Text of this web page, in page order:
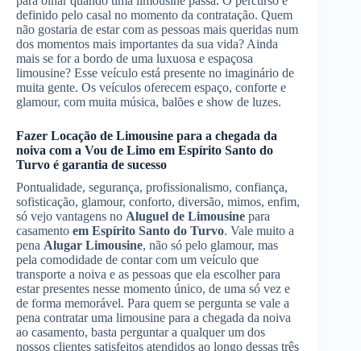
definido pelo casal no momento da contratação. Quem
não gostaria de estar com as pessoas mais queridas num
dos momentos mais importantes da sua vida? Ainda
mais se for a bordo de uma luxuosa e espaçosa
limousine? Esse veículo está presente no imaginário de
muita gente. Os veículos oferecem espaço, conforte e
glamour, com muita música, balões e show de luzes.
Fazer Locação de Limousine para a chegada da
noiva com a Vou de Limo em Espírito Santo do
Turvo é garantia de sucesso
Pontualidade, segurança, profissionalismo, confiança,
sofisticação, glamour, conforto, diversão, mimos, enfim,
só vejo vantagens no Aluguel de Limousine para
casamento em Espírito Santo do Turvo. Vale muito a
pena Alugar Limousine, não só pelo glamour, mas
pela comodidade de contar com um veículo que
transporte a noiva e as pessoas que ela escolher para
estar presentes nesse momento único, de uma só vez e
de forma memorável. Para quem se pergunta se vale a
pena contratar uma limousine para a chegada da noiva
ao casamento, basta perguntar a qualquer um dos
nossos clientes satisfeitos atendidos ao longo dessas três